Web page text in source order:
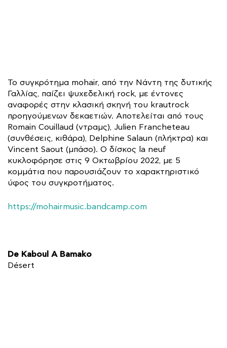
Το συγκρότημα mohair, από την Νάντη της δυτικής
Γαλλίας, παίζει ψυχεδελική rock, με έντονες
αναφορές στην κλασική σκηνή του krautrock
προηγούμενων δεκαετιών. Αποτελείται από τους
Romain Couillaud (ντραμς), Julien Francheteau
(συνθέσεις, κιθάρα), Delphine Salaun (πλήκτρα) και
Vincent Saout (μπάσο). Ο δίσκος la neuf
κυκλοφόρησε στις 9 Οκτωβρίου 2022, με 5
κομμάτια που παρουσιάζουν το χαρακτηριστικό
ύφος του συγκροτήματος.
https://mohairmusic.bandcamp.com
De Kaboul A Bamako
Désert